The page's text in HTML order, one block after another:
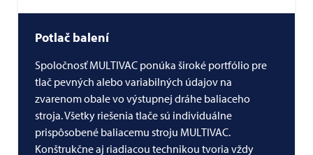
Potlač balení
SpoločnosťMULTIVAC ponúka široké portfólio pre
tlač pevných alebo variabilných údajov na
zvarenom obale vo výstupnej dráhe baliaceho
stroja. Všetky riešenia tlače sú individuálne
prispôsobené baliacemu stroju MULTIVAC.
Konštrukčne aj riadiacou technikou tvoria vždy